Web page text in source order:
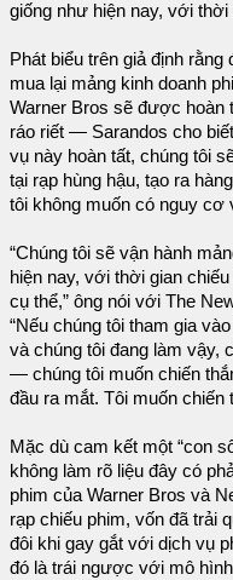
giống như hiện nay, với thời
Phát biểu trên giả định
mua lại mảng kinh doanh
Warner Bros sẽ được hoàn
ráo riết — Sarandos cho
vụ này hoàn tất, chúng tôi
tại rạp hùng hậu, tạo ra
tôi không muốn có nguy cơ
“Chúng tôi sẽ vận hành
hiện nay, với thời gian
cụ thể,” ông nói với The
“Nếu chúng tôi tham gia
và chúng tôi đang làm vậy,
— chúng tôi muốn chiến
đầu ra mắt. Tôi muốn chiến
Mặc dù cam kết một “con
không làm rõ liệu đây có
phim của Warner Bros và
rạp chiếu phim, vốn đã trải
đôi khi gay gắt với dịch vụ
đó là trái ngược với mô